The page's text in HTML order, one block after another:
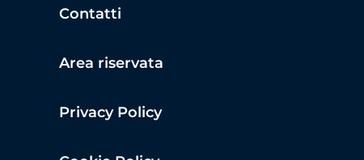
Contatti
Area riservata
Privacy Policy